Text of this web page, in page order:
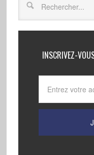
INSCRIVEZ-